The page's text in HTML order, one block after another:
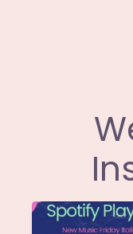
Stella di